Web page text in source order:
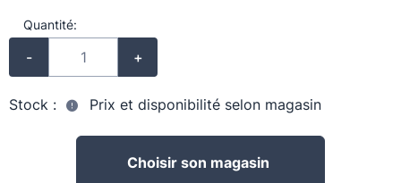
Quantité:
- +
Stock : Prix et disponibilité selon magasin
Choisir son magasin